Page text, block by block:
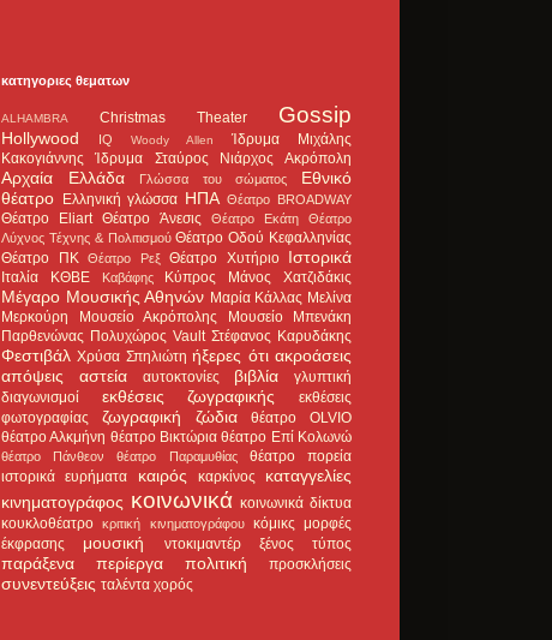
κατηγοριες θεματων
ALHAMBRA Christmas Theater Gossip
Hollywood IQ Woody Allen
Ίδρυμα Μιχάλης
Κακογιάννης
Ίδρυμα Σταύρος Νιάρχος Ακρόπολη
Αρχαία Ελλάδα Γλώσσα του σώματος
Εθνικό
θέατρο Ελληνική γλώσσα ΗΠΑ Θέατρο BROADWAY
Θέατρο Eliart Θέατρο Άνεσις Θέατρο Εκάτη
Θέατρο
Λύχνος Τέχνης & Πολιτισμού Θέατρο Οδού Κεφαλληνίας
Θέατρο ΠΚ
Θέατρο Ρεξ Θέατρο Χυτήριο Ιστορικά
Ιταλία ΚΘΒΕ Καβάφης Κύπρος Μάνος Χατζιδάκις
Μέγαρο Μουσικής Αθηνών Μαρία Κάλλας Μελίνα
Μερκούρη
Μουσείο Ακρόπολης
Μουσείο Μπενάκη
Παρθενώνας Πολυχώρος Vault Στέφανος Καρυδάκης
Φεστιβάλ Χρύσα Σπηλιώτη ήξερες ότι ακροάσεις
απόψεις
αστεία αυτοκτονίες βιβλία
γλυπτική
διαγωνισμοί
εκθέσεις ζωγραφικής
εκθέσεις
φωτογραφίας
ζωγραφική ζώδια
θέατρο OLVIO
θέατρο Αλκμήνη θέατρο Βικτώρια θέατρο Επί Κολωνώ
θέατρο Πάνθεον θέατρο Παραμυθίας
θέατρο πορεία
ιστορικά ευρήματα
καιρός καρκίνος
καταγγελίες
κινηματογράφος κοινωνικά κοινωνικά δίκτυα
κουκλοθέατρο
κριτική κινηματογράφου κόμικς μορφές
έκφρασης
μουσική ντοκιμαντέρ ξένος τύπος
παράξενα περίεργα πολιτική προσκλήσεις
συνεντεύξεις ταλέντα χορός